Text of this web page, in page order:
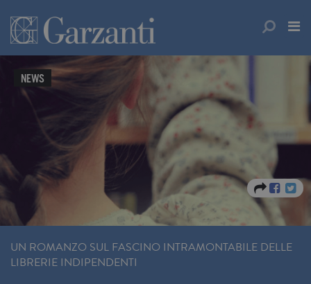
NEWS
UN ROMANZO SUL FASCINO INTRAMONTABILE DELLE
LIBRERIE INDIPENDENTI